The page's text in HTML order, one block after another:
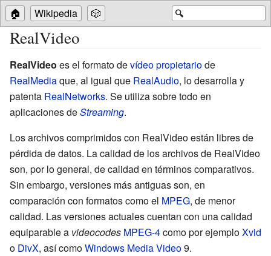
🔍
🏠 Wikipedia 🎲
RealVideo
RealVideo es el formato devídeopropietariode
RealMediaque, al igual que RealAudio, lo desarrolla y
patenta RealNetworks. Se utiliza sobre todo en
aplicaciones deStreaming.
Los archivos comprimidos con RealVideo están libres de
pérdida de datos. La calidad de los archivos de RealVideo
son, por lo general, de calidad en términos comparativos.
Sin embargo, versiones más antiguas son, en
comparación con formatos como el MPEG, de menor
calidad. Las versiones actuales cuentan con una calidad
equiparable a videocodes MPEG-4como por ejemploXvid
o DivX, así comoWindows Media Video9.